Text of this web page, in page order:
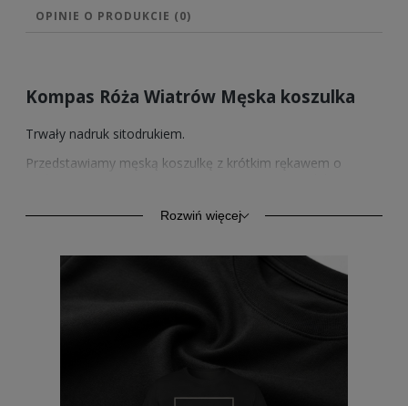
OPINIE O PRODUKCIE (0)
Kompas Róża Wiatrów Męska koszulka
Trwały nadruk sitodrukiem.
Przedstawiamy męską koszulkę z krótkim rękawem o
styl zapewnia komfort codziennego użytkowania. Kołnierzyk
wykończony ściągaczem z taśmą wzmacniającą na karku z
Rozwiń więcej